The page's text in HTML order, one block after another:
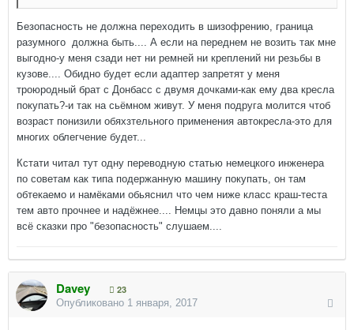
Безопасность не должна переходить в шизофрению, граница
разумного должна быть.... А если на переднем не возить так мне
выгодно-у меня сзади нет ни ремней ни креплений ни резьбы в
кузове.... Обидно будет если адаптер запретят у меня
троюродный брат с Донбасс с двумя дочками-как ему два кресла
покупать?-и так на сьёмном живут. У меня подруга молится чтоб
возраст понизили обяхзтельного применения автокресла-это для
многих облегчение будет...
Кстати читал тут одну переводную статью немецкого инженера
по советам как типа подержанную машину покупать, он там
обтекаемо и намёками обьяснил что чем ниже класс краш-теста
тем авто прочнее и надёжнее.... Немцы это давно поняли а мы
всё сказки про "безопасность" слушаем....
Davey
23
Опубликовано 1 января, 2017